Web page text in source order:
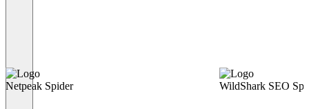
Netpeak Spider WildShark SEO